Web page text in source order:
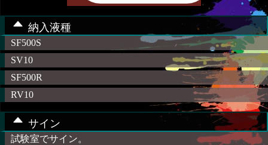
納入液種
SF500S
SV10
SF500R
RV10
サイン
試験室でサイン。